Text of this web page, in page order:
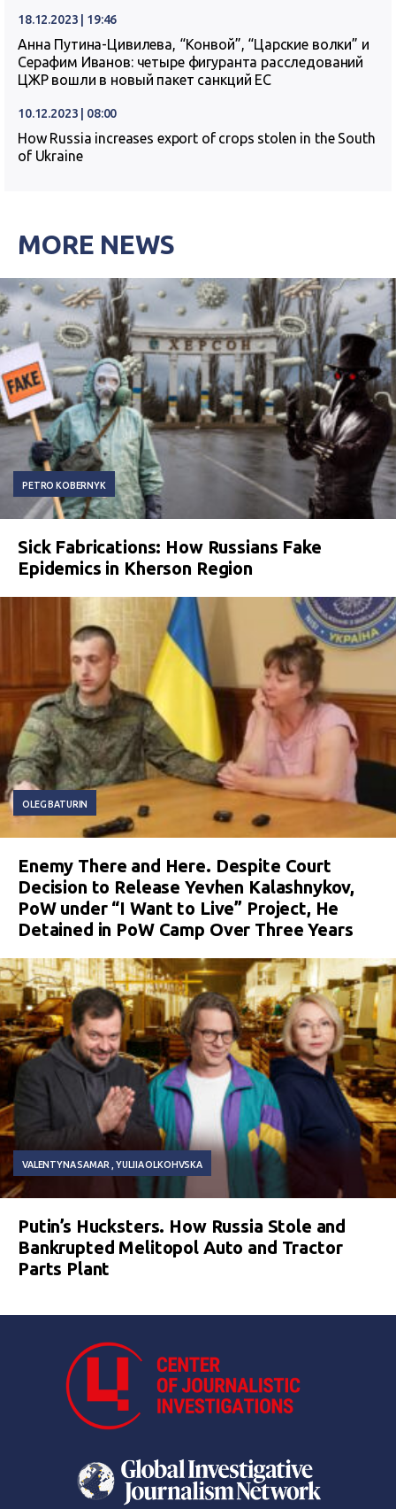
18.12.2023 | 19:46
Анна Путина-Цивилева, “Конвой”, “Царские волки” и
Серафим Иванов: четыре фигуранта расследований
ЦЖР вошли в новый пакет санкций ЕС
10.12.2023 | 08:00
How Russia increases export of crops stolen in the South
of Ukraine
MORE NEWS
PETRO KOBERNYK
Sick Fabrications: How Russians Fake
Epidemics in Kherson Region
OLEG BATURIN
Enemy There and Here. Despite Court
Decision to Release Yevhen Kalashnykov,
PoW under “I Want to Live” Project, He
Detained in PoW Camp Over Three Years
VALENTYNA SAMAR YULIIA OLKOHVSKA
Putin’s Hucksters. How Russia Stole and
Bankrupted Melitopol Auto and Tractor
Parts Plant